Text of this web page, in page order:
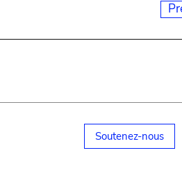
Soutenez-nous